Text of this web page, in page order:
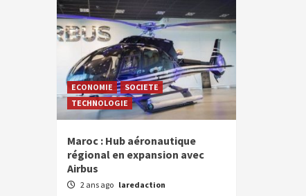
ECONOMIE
SOCIETE
TECHNOLOGIE
Maroc : Hub aéronautique
régional en expansion avec
Airbus
2 ans ago laredaction